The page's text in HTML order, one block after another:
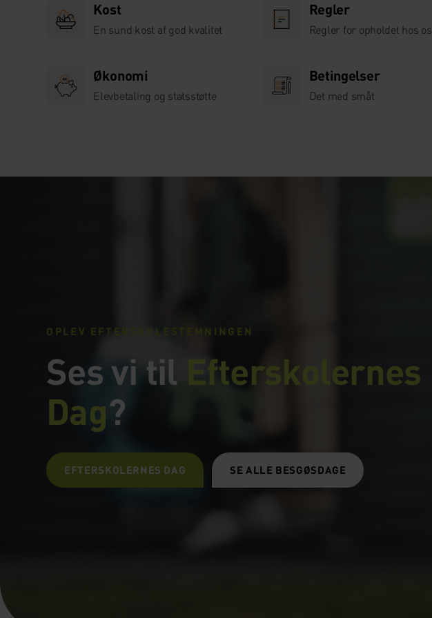
Kost
En sund kost af god kvalitet
Regler
Regler for opholdet hos os
Økonomi
Elevbetaling og statsstøtte
Betingelser
Det med småt
OPLEV EFTERSKOLESTEMNINGEN
Ses vi til
Efterskolernes
Dag?
EFTERSKOLERNES DAG SE ALLE BESGØSDAGE